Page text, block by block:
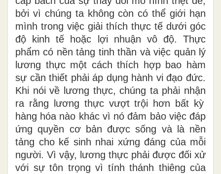
bởi vì chúng ta không còn có thể giới hạn
mình trong việc giải thích thực tế dưới góc
độ kinh tế hoặc lợi nhuận vô độ. Thực
phẩm có nền tảng tinh thần và việc quản lý
lương thực một cáchthích hợp bao hàm
sự cần thiết phải áp dụng hành vi đạo đức.
Khi nói về lương thực, chúng ta phải nhận
ra rằng lương thực vượttrội hơn bất kỳ
hàng hóa nào khác vì nóđảm bảo việcđáp
ứngquyền cơ bản được sống và là nền
tảng chokế sinh nhai xứng đáng của mỗi
người. Vì vậy, lương thực phải được đối xử
với sự tôn trọng vì tính thánh thiêng của